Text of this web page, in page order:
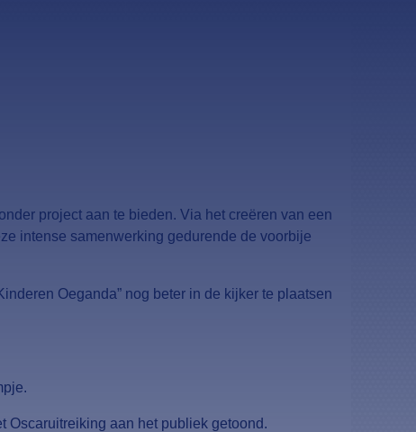
project aan te bieden. Via het creëren van een
intense samenwerking gedurende de voorbije
Oeganda” nog beter in de kijker te plaatsen
Oscaruitreiking aan het publiek getoond.